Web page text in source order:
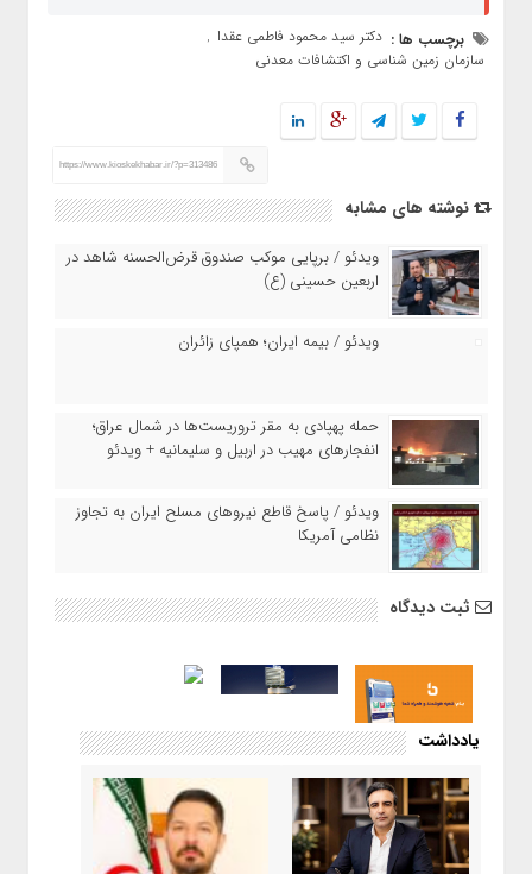
برچسب ها : دکتر سید محمود فاطمی عقدا ,
سازمان زمین شناسی و اکتشافات معدنی
https://www.kioskekhabar.ir/?p=313486
نوشته های مشابه
ویدئو / برپایی موکب صندوق قرض‌الحسنه شاهد در
اربعین حسینی (ع)
ویدئو / بیمه ایران؛ همپای زائران
حمله پهپادی به مقر تروریست‌ها در شمال عراق؛
انفجارهای مهیب در اربیل و سلیمانیه + ویدئو
ویدئو / پاسخ قاطع نیروهای مسلح ایران به تجاوز
نظامی آمریکا
ثبت دیدگاه
یادداشت